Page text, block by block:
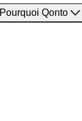
Pourquoi Qonto